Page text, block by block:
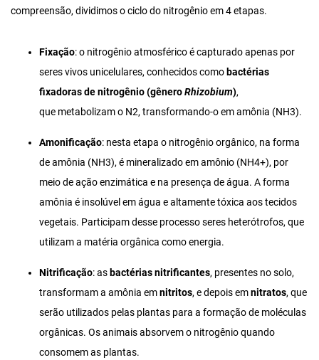
compreensão, dividimos o ciclo do nitrogênio em 4 etapas.
Fixação: o nitrogênio atmosférico é capturado apenas por
seres vivos unicelulares, conhecidos como bactérias
fixadoras de nitrogênio (gêneroRhizobium),
que metabolizam o N2, transformando-o em amônia (NH3).
Amonificação: nesta etapa o nitrogênio orgânico, na forma
de amônia (NH3), é mineralizado em amônio (NH4+), por
meio de ação enzimática e na presença de água. A forma
amônia é insolúvel em água e altamente tóxica aos tecidos
vegetais. Participam desse processo seres heterótrofos, que
utilizam a matéria orgânica como energia.
Nitrificação: as bactérias nitrificantes, presentes no solo,
transformam a amônia emnitritos, e depois emnitratos, que
serão utilizados pelas plantas para a formação de moléculas
orgânicas. Os animais absorvem o nitrogênio quando
consomem as plantas.